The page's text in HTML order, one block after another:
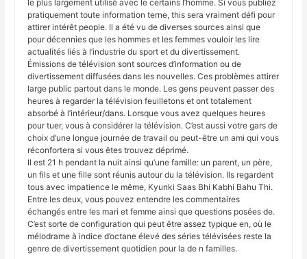
le plus largement utilisé avec le certains l’homme. Si vous publiez
pratiquement toute information terne, this sera vraiment défi pour
attirer intérêt people. Il a été vu de diverses sources ainsi que
pour décennies que les hommes et les femmes vouloir les lire
actualités liés à l’industrie du sport et du divertissement.
Émissions de télévision sont sources d’information ou de
divertissement diffusées dans les nouvelles. Ces problèmes attirer
large public partout dans le monde. Les gens peuvent passer des
heures à regarder la télévision feuilletons et ont totalement
absorbé à l’intérieur/dans. Lorsque vous avez quelques heures
pour tuer, vous à considérer la télévision. C’est aussi votre gars de
choix d’une longue journée de travail ou peut-être un ami qui vous
réconfortera si vous êtes trouvez déprimé.
Il est 21 h pendant la nuit ainsi qu’une famille: un parent, un père,
un fils et une fille sont réunis autour du la télévision. Ils regardent
tous avec impatience le même, Kyunki Saas Bhi Kabhi Bahu Thi.
Entre les deux, vous pouvez entendre les commentaires
échangés entre les mari et femme ainsi que questions posées de.
C’est sorte de configuration qui peut être assez typique en, où le
mélodrame à indice d’octane élevé des séries télévisées reste la
genre de divertissement quotidien pour la de n familles.